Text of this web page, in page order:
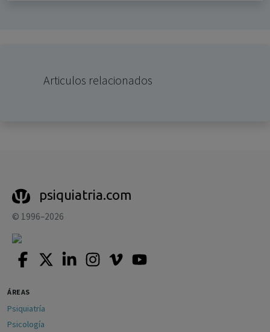
Articulos relacionados
psiquiatria.com
© 1996–2026
ÁREAS
Psiquiatría
Psicología